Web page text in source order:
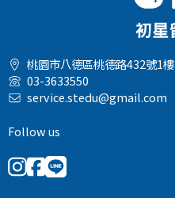
桃園市八德區桃德路432號1樓
03-3633550
service.stedu@gmail.com
Follow us